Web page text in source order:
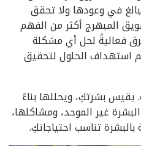
في وعودها ولا تحقق
المبهرج أكثر من الفهم
فعاليةً لحل أي مشكلة
استهداف الحلول لتحقيق
بشرتكِ، ويحللها بناءً
غير الموحد، ومشاكلها،
تناسب احتياجاتكِ.